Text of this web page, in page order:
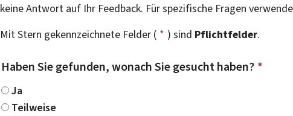
keine Antwort auf Ihr Feedback. Für spezifische Fragen
Mit Stern gekennzeichnete Felder ( * ) sind Pflichtfelder.
Haben Sie gefunden, wonach Sie gesucht haben? *
Ja
Teilweise